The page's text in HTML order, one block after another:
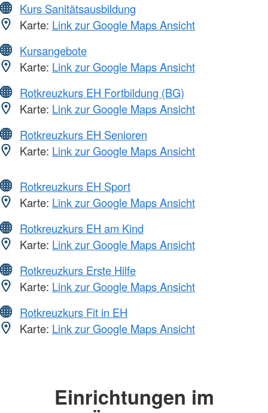
Kurs Sanitätsausbildung
Karte: Link zur Google Maps Ansicht
Kursangebote
Karte: Link zur Google Maps Ansicht
Rotkreuzkurs EH Fortbildung (BG)
Karte: Link zur Google Maps Ansicht
Rotkreuzkurs EH Senioren
Karte: Link zur Google Maps Ansicht
Rotkreuzkurs EH Sport
Karte: Link zur Google Maps Ansicht
Rotkreuzkurs EH am Kind
Karte: Link zur Google Maps Ansicht
Rotkreuzkurs Erste Hilfe
Karte: Link zur Google Maps Ansicht
Rotkreuzkurs Fit in EH
Karte: Link zur Google Maps Ansicht
Einrichtungen im